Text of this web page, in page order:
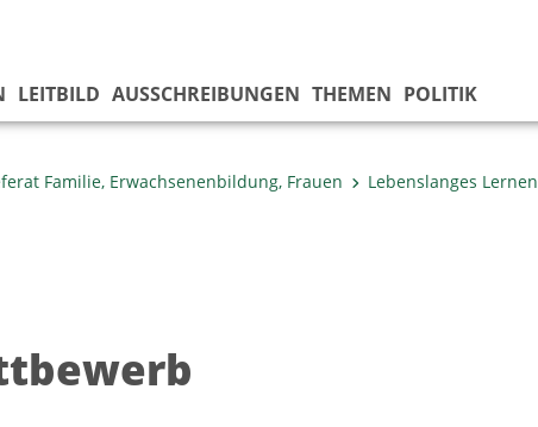
LEITBILD AUSSCHREIBUNGEN THEMEN POLITIK
Familie, Erwachsenenbildung, Frauen
Lebenslanges Lernen